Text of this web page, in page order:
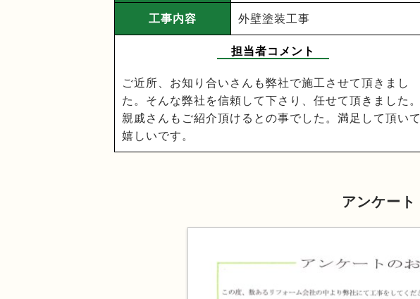
工事内容 外壁塗装工事
担当者コメント
ご近所、お知り合いさんも弊社で施工させて頂きまし
た。そんな弊社を信頼して下さり、任せて頂きました。
親戚さんもご紹介頂けるとの事でした。満足して頂いて
嬉しいです。
アンケート